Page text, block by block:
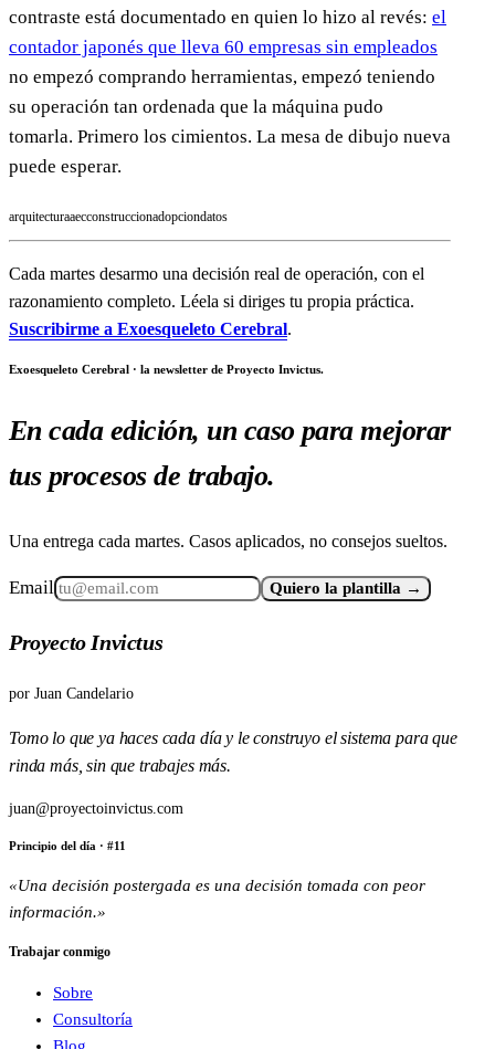
contraste está documentado en quien lo hizo al revés: el
contador japonés que lleva 60 empresas sin empleados
no empezó comprando herramientas, empezó teniendo
su operación tan ordenada que la máquina pudo
tomarla. Primero los cimientos. La mesa de dibujo nueva
puede esperar.
arquitecturaaecconstruccionadopciondatos
Cada martes desarmo una decisión real de operación, con el
razonamiento completo. Léela si diriges tu propia práctica.
Suscribirme a Exoesqueleto Cerebral.
Exoesqueleto Cerebral · la newsletter de Proyecto Invictus.
En cada edición, un caso para mejorar
tus procesos de trabajo.
Una entrega cada martes. Casos aplicados, no consejos sueltos.
Email Quiero la plantilla →
Proyecto Invictus
por Juan Candelario
Tomo lo que ya haces cada día y le construyo el sistema para que
rinda más, sin que trabajes más.
juan@proyectoinvictus.com
Principio del día · #11
«Una decisión postergada es una decisión tomada con peor
información.»
Trabajar conmigo
Sobre
Consultoría
Blog